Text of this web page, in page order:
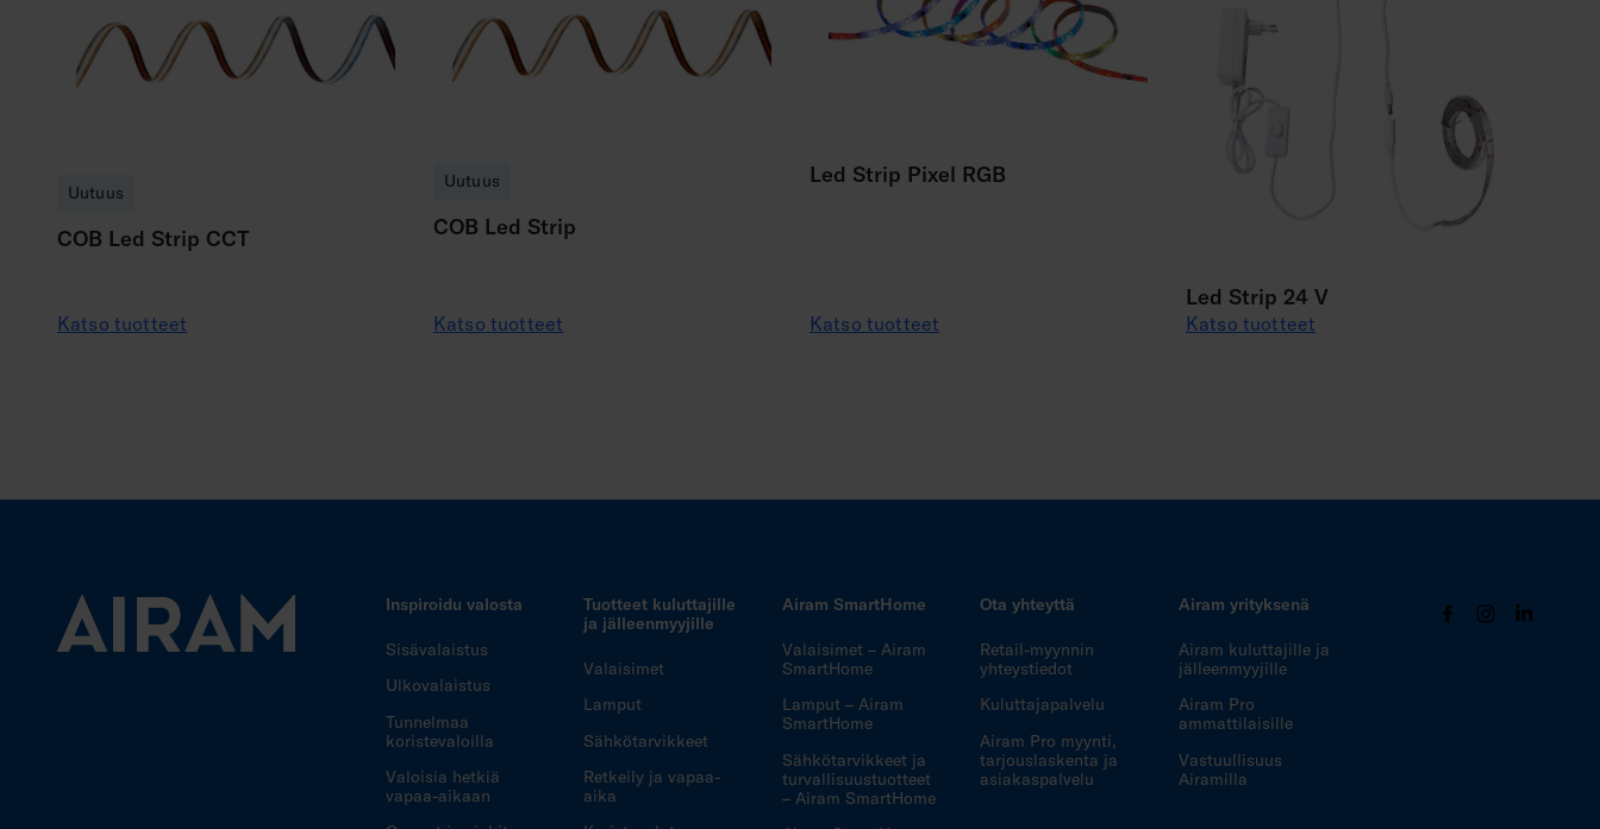
Uutuus
COB Led Strip CCT
Katso tuotteet
Uutuus
COB Led Strip
Katso tuotteet
Led Strip Pixel RGB
Katso tuotteet
Led Strip 24 V
Katso tuotteet
Inspiroidu valosta
Sisävalaistus
Ulkovalaistus
Tunnelmaa
koristevaloilla
Valoisia hetkiä
vapaa-aikaan
Tuotteet kuluttajille
ja jälleenmyyjille
Valaisimet
Lamput
Sähkötarvikkeet
Retkeily ja vapaa-
aika
Airam SmartHome
Valaisimet – Airam
SmartHome
Lamput – Airam
SmartHome
Sähkötarvikkeet ja
turvallisuustuotteet
– Airam SmartHome
Ota yhteyttä
Retail-myynnin
yhteystiedot
Kuluttajapalvelu
Airam Pro myynti,
tarjouslaskenta ja
asiakaspalvelu
Airam yrityksenä
Airam kuluttajille ja
jälleenmyyjille
Airam Pro
ammattilaisille
Vastuullisuus
Airamilla